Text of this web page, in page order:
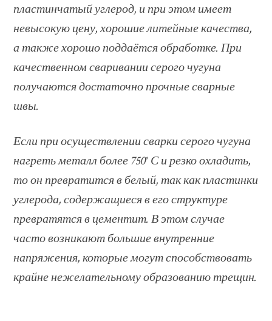
пластинчатый углерод, и при этом имеет
невысокую цену, хорошие литейные качества,
а также хорошо поддаётся обработке. При
качественном сваривании серого чугуна
получаются достаточно прочные сварные
швы.
Если при осуществлении сварки серого чугуна
нагреть металл более 750° С и резко охладить,
то он превратится в белый, так как пластинки
углерода, содержащиеся в его структуре
превратятся в цементит. В этом случае
часто возникают большие внутренние
напряжения, которые могут способствовать
крайне нежелательному образованию трещин.